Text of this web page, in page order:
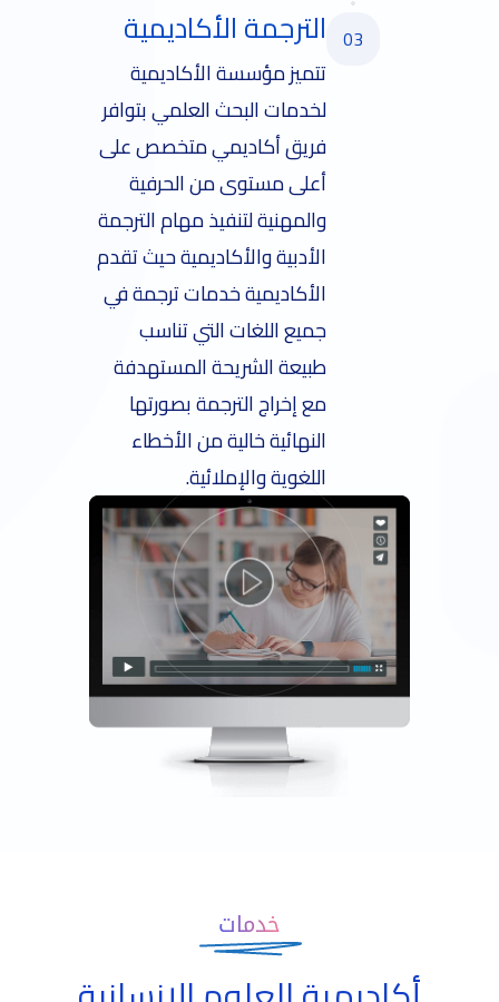
03 الترجمة الأكاديمية
تتميز مؤسسة الأكاديمية
لخدمات البحث العلمي بتوافر
فريق أكاديمي متخصص على
أعلى مستوى من الحرفية
والمهنية لتنفيذ مهام الترجمة
الأدبية والأكاديمية حيث تقدم
الأكاديمية خدمات ترجمة في
جميع اللغات التي تناسب
طبيعة الشريحة المستهدفة
مع إخراج الترجمة بصورتها
النهائية خالية من الأخطاء
اللغوية والإملائية.
خدمات